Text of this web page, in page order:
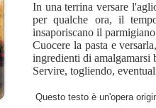
In una terrina versare
per qualche ora, il
insaporiscano il
Cuocere la pasta e
ingredienti di amalgamarsi
Servire, togliendo,
Questo testo è un'opera